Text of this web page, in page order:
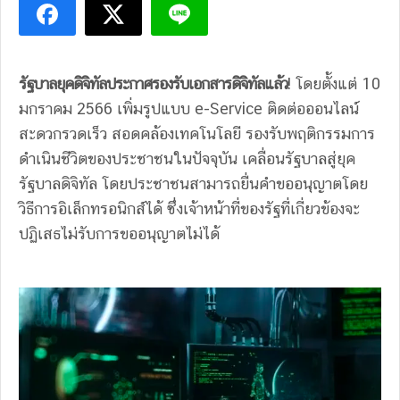
รัฐบาลยุคดิจิทัลประกาศรองรับเอกสารดิจิทัลแล้ว! โดยตั้งแต่ 10
มกราคม 2566 เพิ่มรูปแบบ e-Service ติดต่อออนไลน์
สะดวกรวดเร็ว สอดคล้องเทคโนโลยี รองรับพฤติกรรมการ
ดำเนินชีวิตของประชาชนในปัจจุบัน เคลื่อนรัฐบาลสู่ยุค
รัฐบาลดิจิทัล โดยประชาชนสามารถยื่นคำขออนุญาตโดย
วิธีการอิเล็กทรอนิกส์ได้ ซึ่งเจ้าหน้าที่ของรัฐที่เกี่ยวข้องจะ
ปฏิเสธไม่รับการขออนุญาตไม่ได้